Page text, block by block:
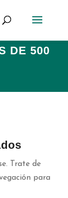
DE 500
Trate de
para